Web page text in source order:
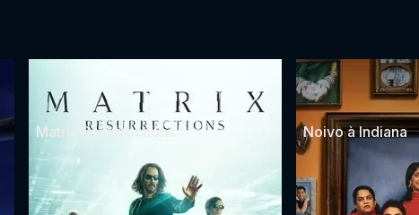
Matrix Resurrections Noivo à Indiana